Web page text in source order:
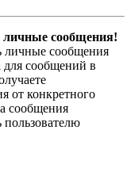
личные сообщения!
личные сообщения
для сообщений в
от конкретного
сообщения
пользователю